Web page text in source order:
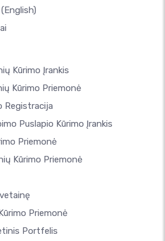
(English)
Kūrimo Įrankis
Kūrimo Priemonė
Registracija
Puslapio Kūrimo Įrankis
Priemonė
Kūrimo Priemonė
Priemonė
Portfelis